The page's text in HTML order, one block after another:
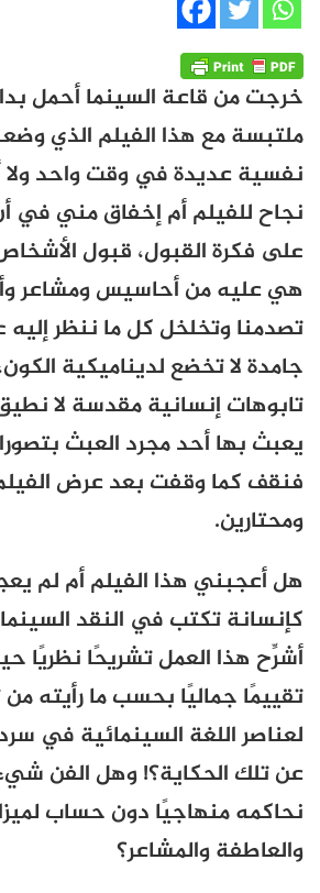
خرجت من قاعة السينما أحمل
ملتبسة مع هذا الفيلم الذي
نفسية عديدة في وقت واحد ولا
نجاح للفيلم أم إخفاق مني في
على فكرة القبول، قبول
هي عليه من أحاسيس ومشاعر
تصدمنا وتخلخل كل ما ننظر
جامدة لا تخضع لديناميكية
تابوهات إنسانية مقدسة لا
يعبث بها أحد مجرد العبث
فنقف كما وقفت بعد عرض
ومحتارين.
هل أعجبني هذا الفيلم أم لم
كإنسانة تكتب في النقد
أشرِّح هذا العمل تشريحًا نظريًا
تقييمًا جماليًا بحسب ما رأيته
لعناصر اللغة السينمائية في
عن تلك الحكاية؟! وهل الفن
نحاكمه منهاجيًا دون حساب
والعاطفة والمشاعر؟